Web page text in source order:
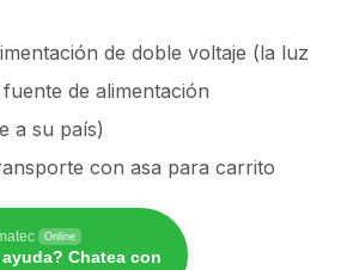
de doble voltaje (la luz
de alimentación
a su país)
con asa para carrito
Online
Chatea con